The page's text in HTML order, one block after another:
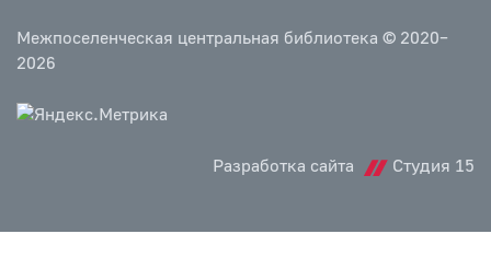
Межпоселенческая центральная библиотека © 2020–
2026
Разработка сайта Студия 15